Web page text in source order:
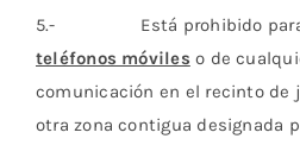
5.- Está prohibido para
teléfonos móviles o de
comunicación en el recinto de
otra zona contigua designada